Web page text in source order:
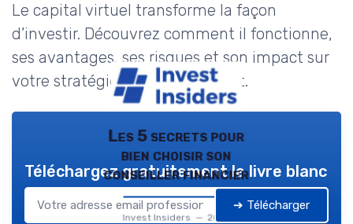
Le capital virtuel transforme la façon
d’investir. Découvrez comment il fonctionne,
ses avantages, ses risques et son impact sur
votre stratégie d’investissement.
Les 5 secrets pour
bien choisir son
conseiller financier
Invest Insiders — 2026
Téléchargez gratuitement le livre blanc
➔ Télécharger